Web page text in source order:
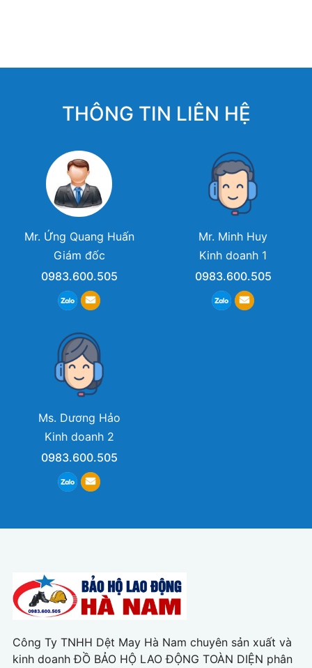
THÔNG TIN LIÊN HỆ
Mr. Ứng Quang Huấn
Giám đốc
0983.600.505
Mr. Minh Huy
Kinh doanh 1
0983.600.505
Ms. Dương Hảo
Kinh doanh 2
0983.600.505
Công Ty TNHH Dệt May Hà Nam chuyên sản xuất và
kinh doanh ĐỒ BẢO HỘ LAO ĐỘNG TOÀN DIỆN phân